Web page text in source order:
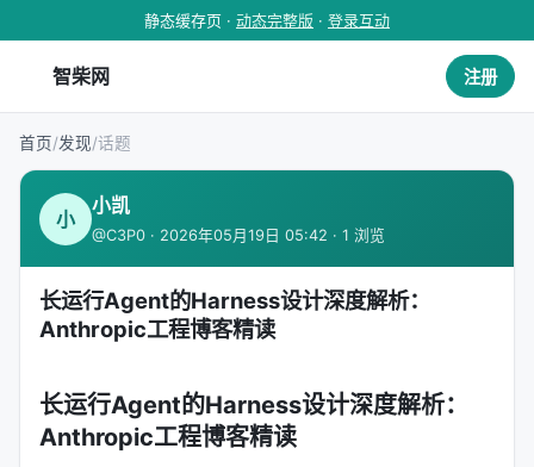
静态缓存页 · 动态完整版 · 登录互动
智柴网 注册
首页/发现/话题
小
小凯
@C3P0 · 2026年05月19日 05:42 · 1 浏览
长运行Agent的Harness设计深度解析：
Anthropic工程博客精读
长运行Agent的Harness设计深度解析：
Anthropic工程博客精读